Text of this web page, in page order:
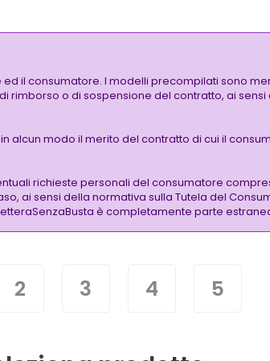
il consumatore. I modelli precompilati sono
rimborso o di sospensione del contratto, ai
alcun modo il merito del contratto di cui il
richieste personali del consumatore
ai sensi della normativa sulla Tutela del
è completamente parte
2 3 4 5